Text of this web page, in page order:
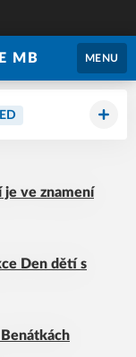
MB MENU
je ve znamení
Den dětí s